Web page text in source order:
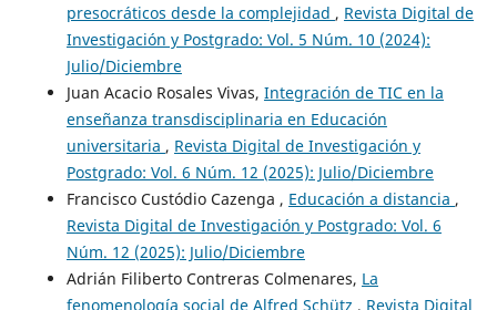
presocráticos desde la complejidad , Revista Digital de
Investigación y Postgrado: Vol. 5 Núm. 10 (2024):
Julio/Diciembre
Juan Acacio Rosales Vivas, Integración de TIC en la
enseñanza transdisciplinaria en Educación
universitaria , Revista Digital de Investigación y
Postgrado: Vol. 6 Núm. 12 (2025): Julio/Diciembre
Francisco Custódio Cazenga , Educación a distancia ,
Revista Digital de Investigación y Postgrado: Vol. 6
Núm. 12 (2025): Julio/Diciembre
Adrián Filiberto Contreras Colmenares, La
fenomenología social de Alfred Schütz , Revista Digital